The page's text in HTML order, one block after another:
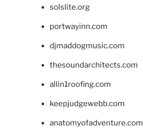
solslite.org
portwayinn.com
djmaddogmusic.com
thesoundarchitects.com
allin1roofing.com
keepjudgewebb.com
anatomyofadventure.com